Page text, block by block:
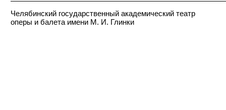
Челябинский государственный академический театр
оперы и балета имени М. И. Глинки